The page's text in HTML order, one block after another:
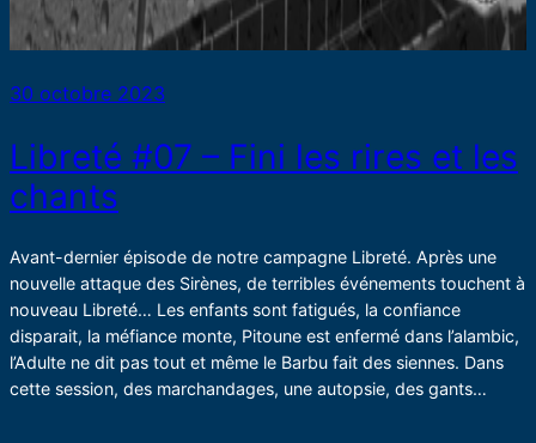
30 octobre 2023
Libreté #07 – Fini les rires et les
chants
Avant-dernier épisode de notre campagne Libreté. Après une
nouvelle attaque des Sirènes, de terribles événements touchent à
nouveau Libreté… Les enfants sont fatigués, la confiance
disparait, la méfiance monte, Pitoune est enfermé dans l’alambic,
l’Adulte ne dit pas tout et même le Barbu fait des siennes. Dans
cette session, des marchandages, une autopsie, des gants…